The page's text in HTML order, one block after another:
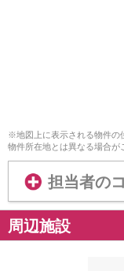
※地図上に表示される物件の
物件所在地とは異なる場合が
担当者の
周辺施設